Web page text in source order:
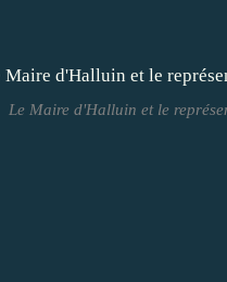
Le Maire d'Halluin et le